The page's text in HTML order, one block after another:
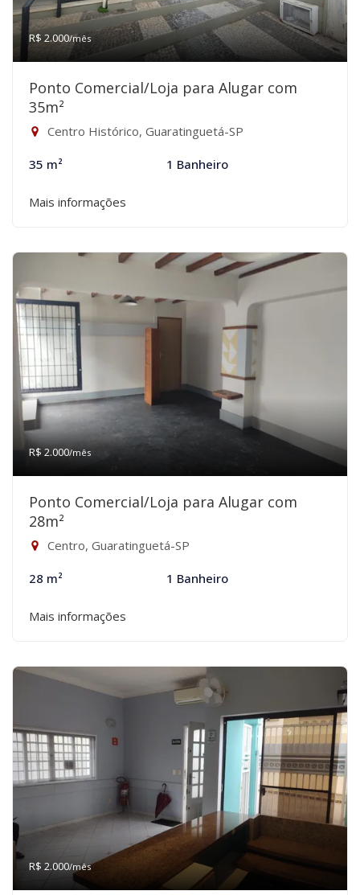
R$ 2.000/mês
Ponto Comercial/Loja para Alugar com
35m²
Centro Histórico, Guaratinguetá-SP
35 m² 1 Banheiro
Mais informações
R$ 2.000/mês
Ponto Comercial/Loja para Alugar com
28m²
Centro, Guaratinguetá-SP
28 m² 1 Banheiro
Mais informações
R$ 2.000/mês